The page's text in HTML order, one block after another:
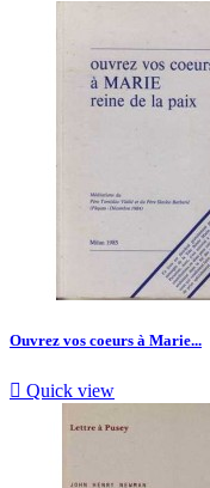
Ouvrez vos coeurs à Marie...
 Quick view